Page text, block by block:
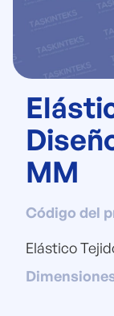
MM
Código del
Elástico